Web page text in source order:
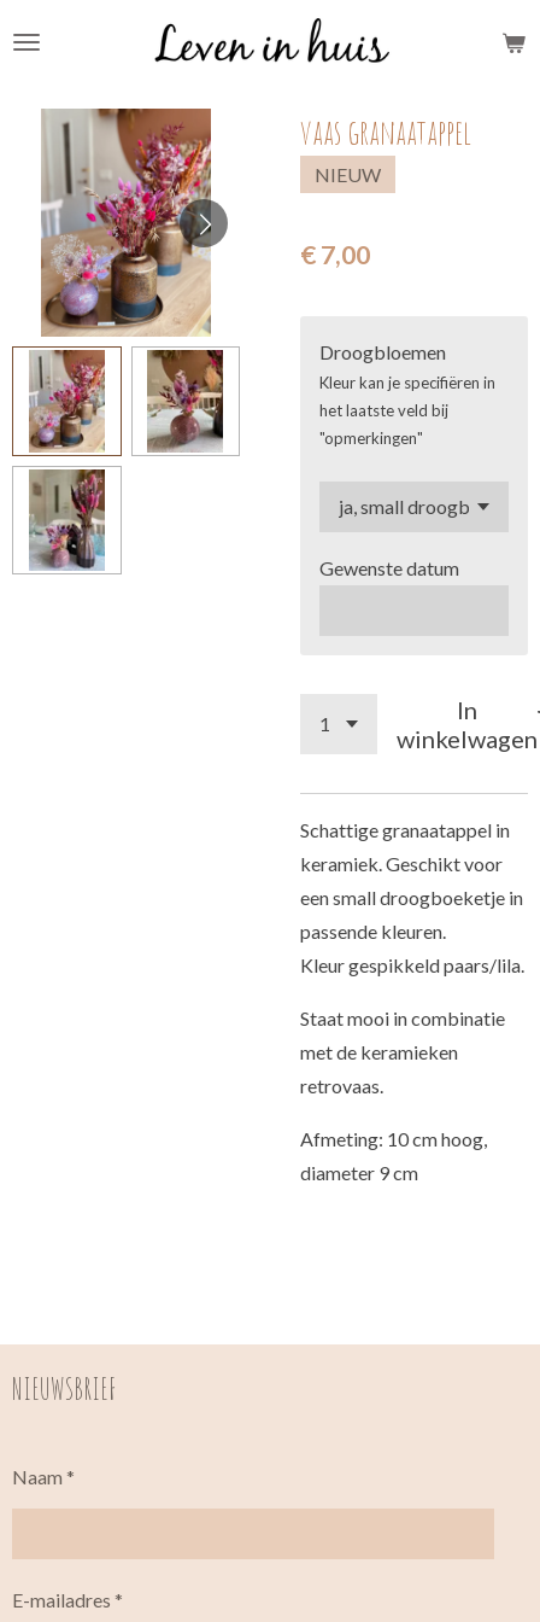
hoofdinhoud
vaas granaatappel
NIEUW
€ 7,00
Droogbloemen
Kleur kan je specifiëren in
het laatste veld bij
"opmerkingen"
Gewenste datum
In
winkelwagen
Schattige granaatappel in
keramiek. Geschikt voor
een small droogboeketje in
passende kleuren.
Kleur gespikkeld paars/lila.
Staat mooi in combinatie
met de keramieken
retrovaas.
Afmeting: 10 cm hoog,
diameter 9 cm
NIEUWSBRIEF
Naam *
E-mailadres *